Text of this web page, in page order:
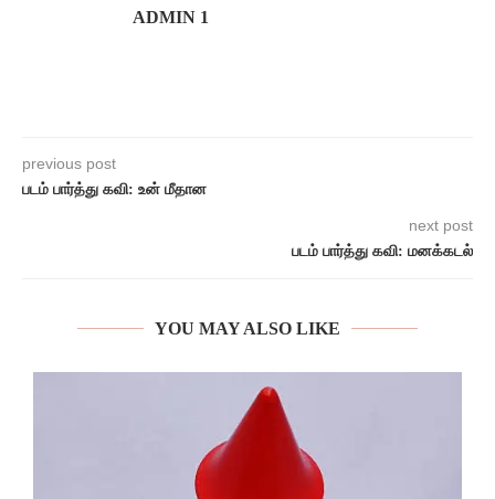
ADMIN 1
previous post
படம் பார்த்து கவி: உன் மீதான
next post
படம் பார்த்து கவி: மனக்கடல்
YOU MAY ALSO LIKE